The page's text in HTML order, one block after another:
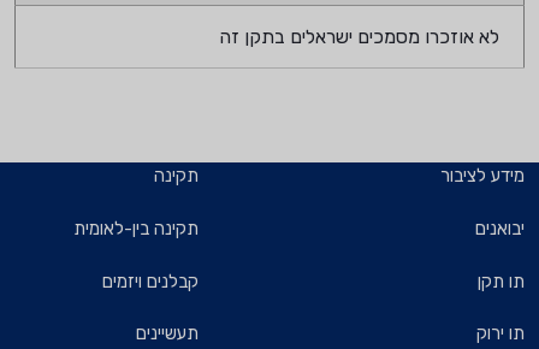
לא אוזכרו מסמכים ישראלים בתקן זה
מידע לציבור
יבואנים
תו תקן
תו ירוק
תקינה
תקינה בין-לאומית
קבלנים ויזמים
תעשיינים